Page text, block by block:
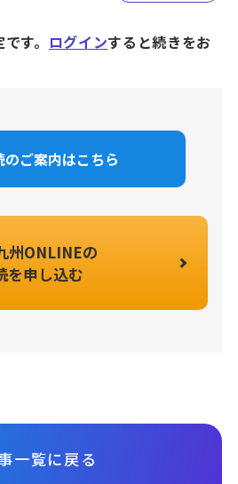
す。 ログインすると続きをお
のご案内はこちら
州ONLINEの
を申し込む
一覧に戻る